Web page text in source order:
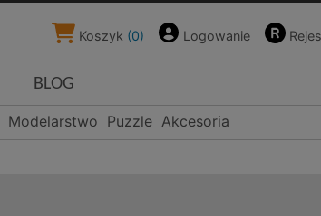
Koszyk (0) Logowanie
BLOG
Modelarstwo Puzzle Akcesoria